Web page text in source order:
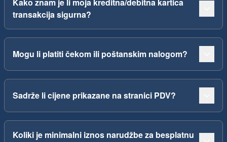
transakcija sigurna?
Mogu li platiti čekom ili poštanskim nalogom?
Sadrže li cijene prikazane na stranici PDV?
Koliki je minimalni iznos narudžbe za besplatnu